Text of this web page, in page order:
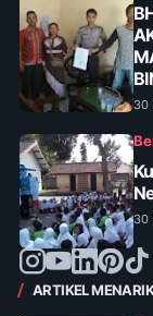
30
30
ARTIKEL MENARIK